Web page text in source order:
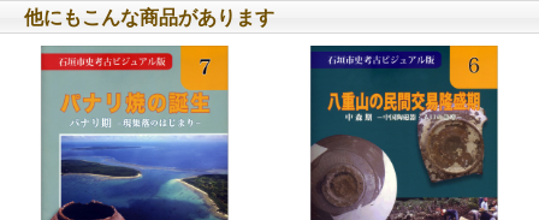
他にもこんな商品があります